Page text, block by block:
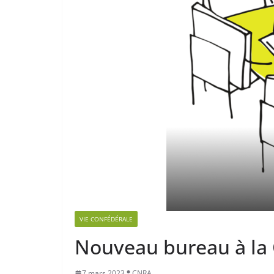
VIE CONFÉDÉRALE
Nouveau bureau à la